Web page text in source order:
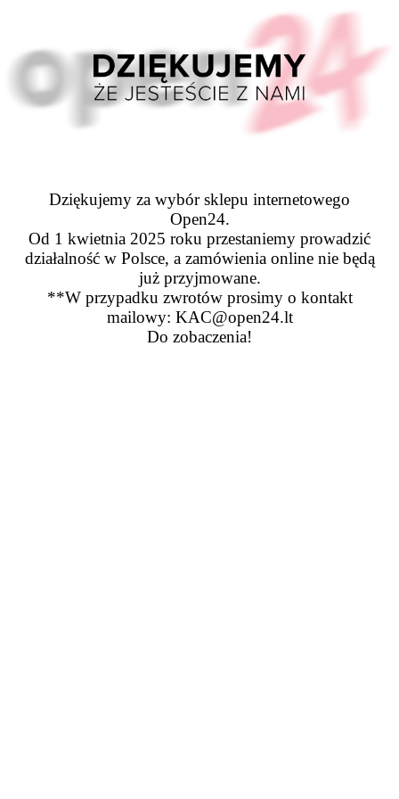
Dziękujemy za wybór sklepu internetowego
Open24.
Od 1 kwietnia 2025 roku przestaniemy prowadzić
działalność w Polsce, a zamówienia online nie będą
już przyjmowane.
**W przypadku zwrotów prosimy o kontakt
mailowy: KAC@open24.lt
Do zobaczenia!